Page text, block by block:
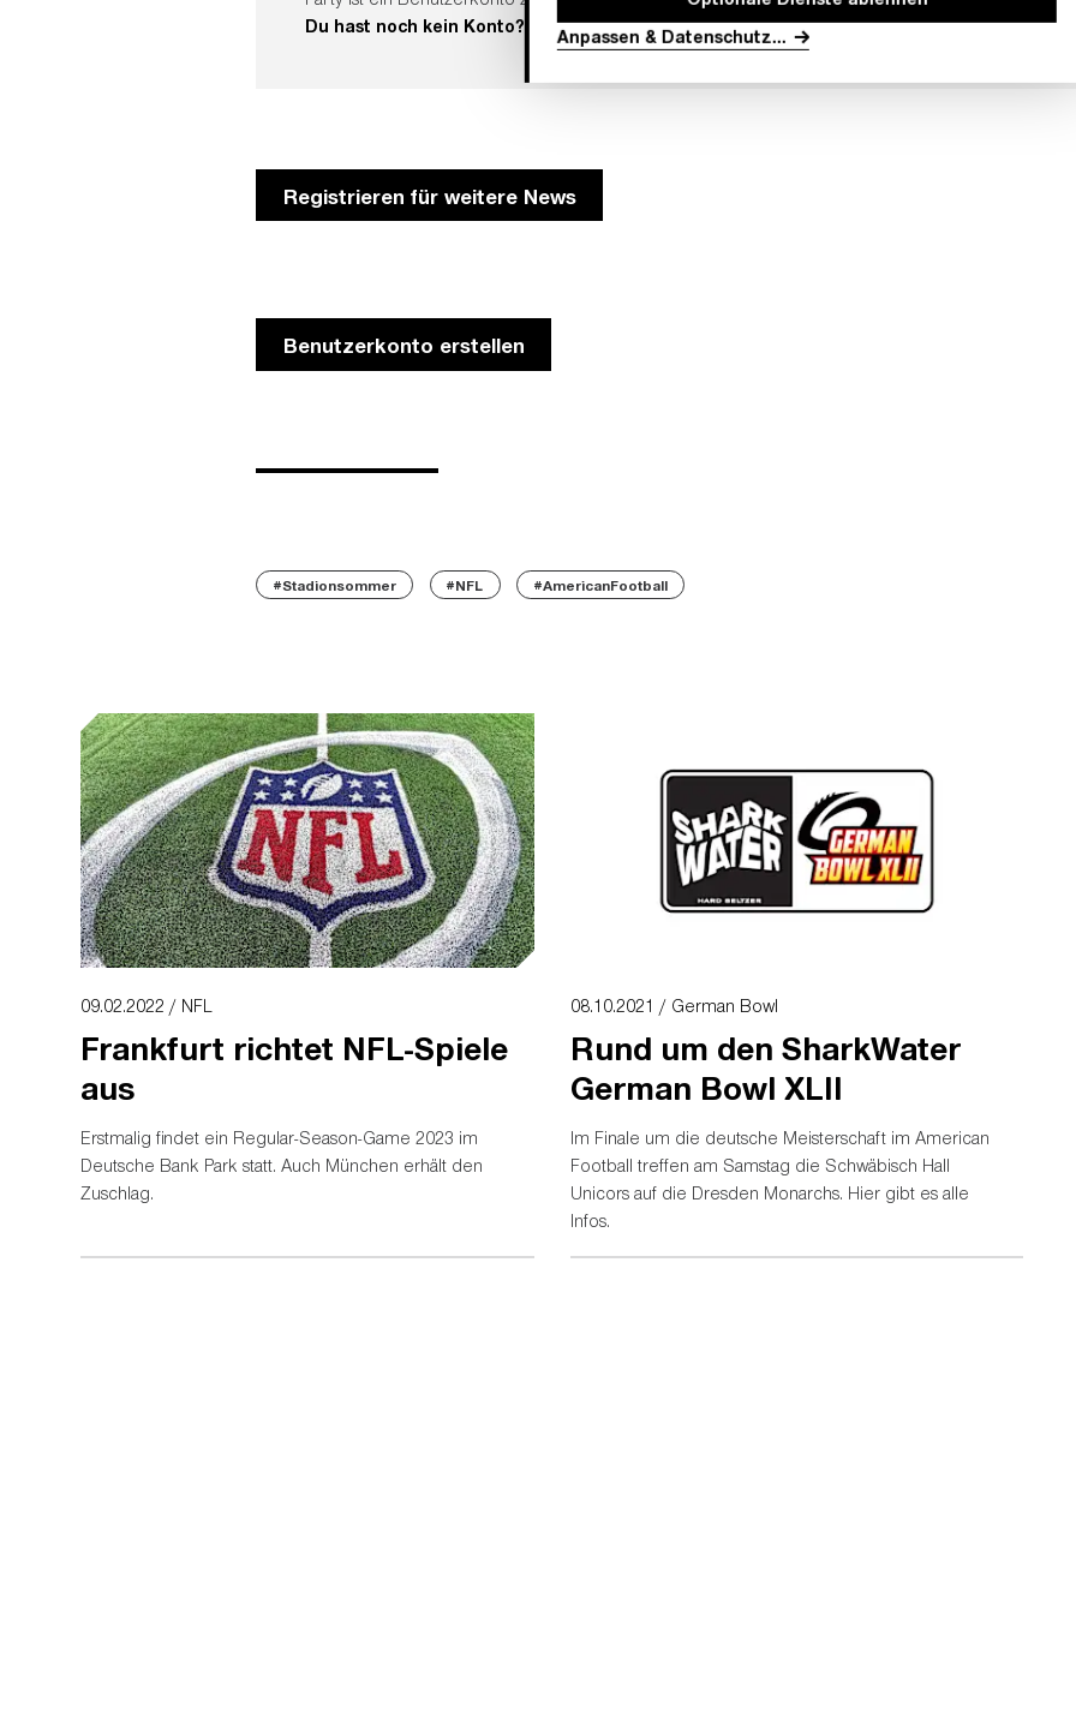
Du hast noch kein Konto? Dann jetzt»HIER ANMELDEN«
Registrieren für weitere News
Benutzerkonto erstellen
#Stadionsommer #NFL #AmericanFootball
09.02.2022 / NFL
Frankfurt richtet NFL-Spiele
aus
Erstmalig findet ein Regular-Season-Game 2023 im
Deutsche Bank Park statt. Auch München erhält den
Zuschlag.
08.10.2021 / German Bowl
Rund um den SharkWater
German Bowl XLII
Im Finale um die deutsche Meisterschaft im American
Football treffen am Samstag die Schwäbisch Hall
Unicors auf die Dresden Monarchs. Hier gibt es alle
Infos.
Anpassen & Datenschutz...